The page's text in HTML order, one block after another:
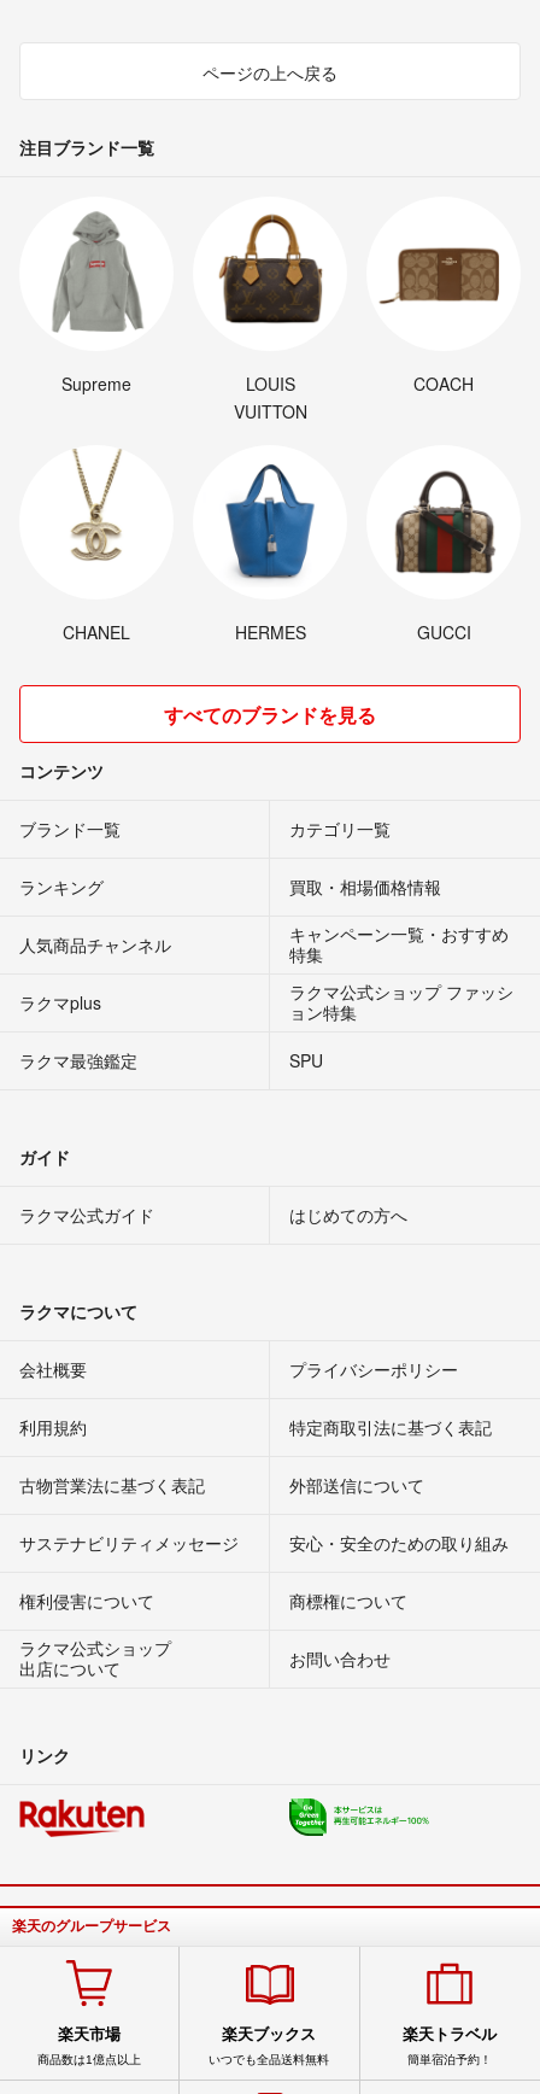
ページの上へ戻る
注目ブランド一覧
Supreme
LOUIS
VUITTON
COACH
CHANEL HERMES GUCCI
すべてのブランドを見る
コンテンツ
ブランド一覧 カテゴリ一覧
ランキング 買取・相場価格情報
人気商品チャンネル
キャンペーン一覧・おすすめ
特集
ラクマplus
ラクマ公式ショップ ファッシ
ョン特集
ラクマ最強鑑定
SPU
ガイド
ラクマ公式ガイド はじめての方へ
ラクマについて
会社概要 プライバシーポリシー
利用規約 特定商取引法に基づく表記
古物営業法に基づく表記 外部送信について
サステナビリティメッセージ 安心・安全のための取り組み
権利侵害について
商標権について
ラクマ公式ショップ
出店について
お問い合わせ
リンク
楽天のグループサービス
楽天市場
商品数は1億点以上
楽天ブックス
いつでも全品送料無料
楽天トラベル
簡単宿泊予約！